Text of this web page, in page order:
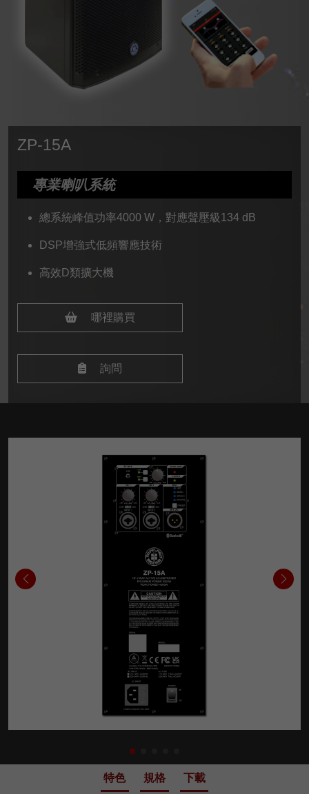
ZP-15A
專業喇叭系統
總系統峰值功率4000 W，對應聲壓級134 dB
DSP增強式低頻響應技術
高效D類擴大機
哪裡購買
詢問
特色 規格 下載